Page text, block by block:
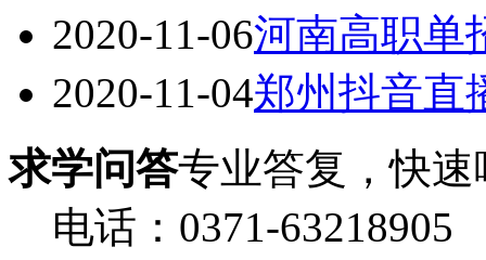
2020-11-06河南高职单
2020-11-04郑州抖音直
求学问答专业答复，快速
电话：0371-63218905